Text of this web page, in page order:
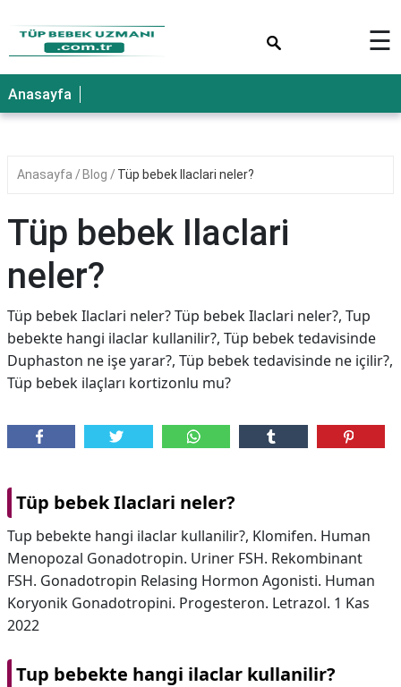
☰
Anasayfa
Anasayfa Blog Tüp bebek Ilaclari neler?
Tüp bebek Ilaclari
neler?
Tüp bebek Ilaclari neler? Tüp bebek Ilaclari neler?, Tup
bebekte hangi ilaclar kullanilir?, Tüp bebek tedavisinde
Duphaston ne işe yarar?, Tüp bebek tedavisinde ne içilir?,
Tüp bebek ilaçları kortizonlu mu?
Tüp bebek Ilaclari neler?
Tup bebekte hangi ilaclar kullanilir?, Klomifen. Human
Menopozal Gonadotropin. Uriner FSH. Rekombinant
FSH. Gonadotropin Relasing Hormon Agonisti. Human
Koryonik Gonadotropini. Progesteron. Letrazol. 1 Kas
2022
Tup bebekte hangi ilaclar kullanilir?